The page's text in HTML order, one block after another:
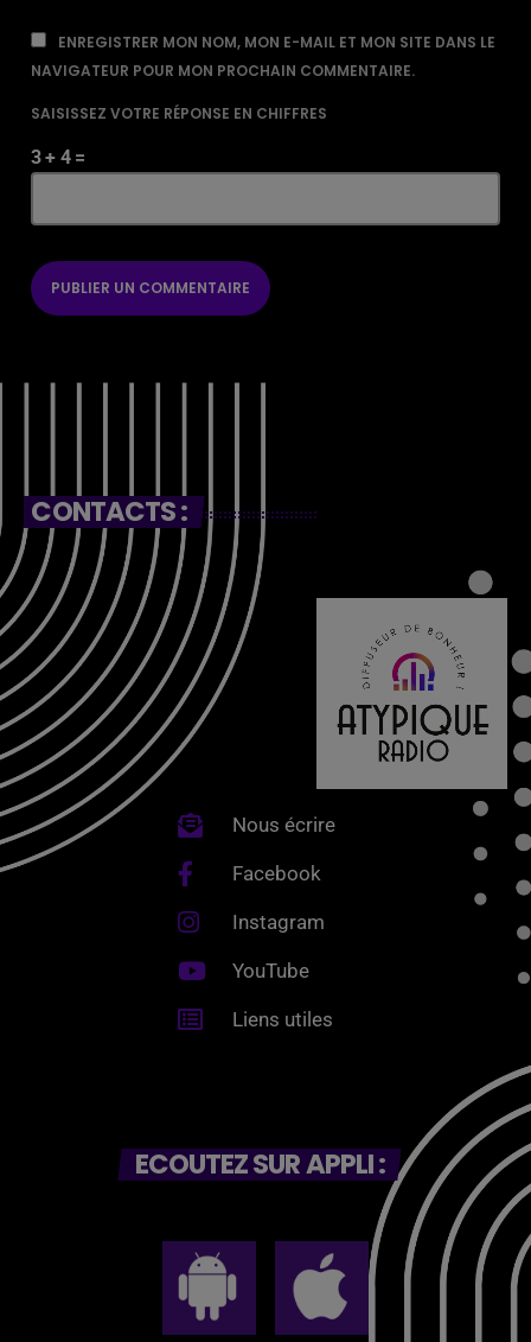
ENREGISTRER MON NOM, MON E-MAIL ET MON SITE DANS LE
NAVIGATEUR POUR MON PROCHAIN COMMENTAIRE.
SAISISSEZ VOTRE RÉPONSE EN CHIFFRES
3 + 4 =
CONTACTS :
Nous écrire
Facebook
Instagram
YouTube
Liens utiles
ECOUTEZ SUR APPLI :